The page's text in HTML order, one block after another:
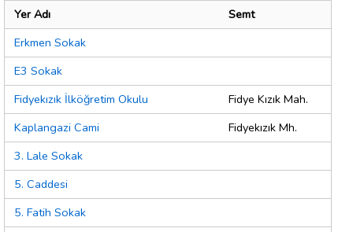
Yer Adı
Semt
Erkmen Sokak
E3 Sokak
Fidyekızık İlköğretim Okulu
Fidye Kızık Mah.
Kaplangazi Cami
Fidyekızık Mh.
3. Lale Sokak
5. Caddesi
5. Fatih Sokak